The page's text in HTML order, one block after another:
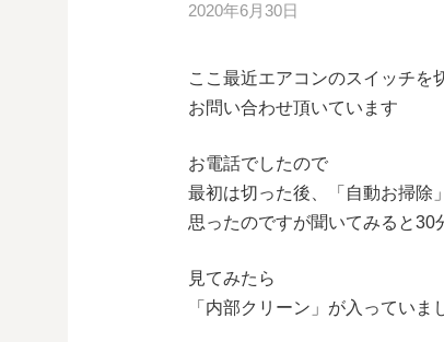
2020年6月30日
ここ最近エアコンのスイッチを
お問い合わせ頂いています
お電話でしたので
最初は切った後、「自動お掃除
思ったのですが聞いてみると30
見てみたら
「内部クリーン」が入っていま